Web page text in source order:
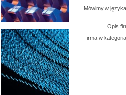
Mówimy w
Opis
Firma w